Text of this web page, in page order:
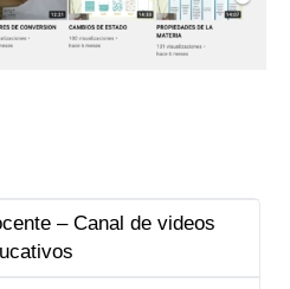
– Canal de videos